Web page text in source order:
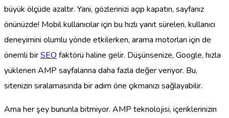
büyük ölçüde azaltır. Yani, gözlerinizi açıp kapatın, sayfanız
önünüzde! Mobil kullanıcılar için bu hızlı yanıt süreleri, kullanıcı
deneyimini olumlu yönde etkilerken, arama motorları için de
önemli birSEO faktörü haline gelir. Düşünsenize, Google, hızla
yüklenen AMP sayfalarına daha fazla değer veriyor. Bu,
sitenizin sıralamasında bir adım öne çıkmanızı sağlayabilir.
Ama her şey bununla bitmiyor. AMP teknolojisi, içeriklerinizin